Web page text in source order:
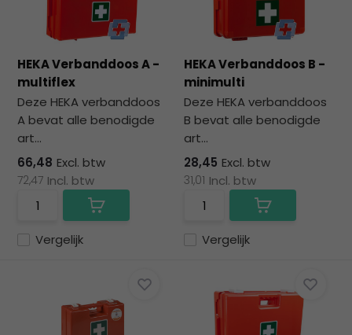
HEKA Verbanddoos A -
multiflex
Deze HEKA verbanddoos
A bevat alle benodigde
art...
Vergelijk
66,48 Excl. btw
72,47 Incl. btw
HEKA Verbanddoos B -
minimulti
Deze HEKA verbanddoos
B bevat alle benodigde
art...
Vergelijk
28,45 Excl. btw
31,01 Incl. btw